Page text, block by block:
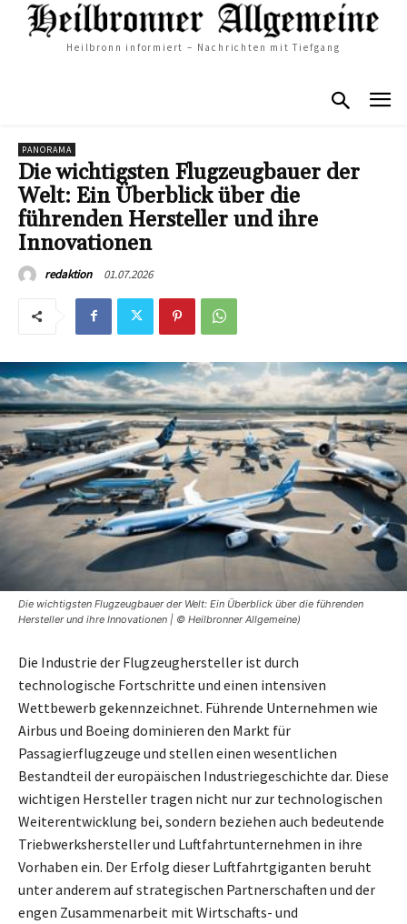
Heilbronn informiert – Nachrichten mit Tiefgang
PANORAMA
Die wichtigsten Flugzeugbauer der
Welt: Ein Überblick über die
führenden Hersteller und ihre
Innovationen
redaktion 01.07.2026
Die wichtigsten Flugzeugbauer der Welt: Ein Überblick über die führenden
Hersteller und ihre Innovationen | © Heilbronner Allgemeine)
Die Industrie der Flugzeughersteller ist durch
technologische Fortschritte und einen intensiven
Wettbewerb gekennzeichnet. Führende Unternehmen wie
Airbus und Boeing dominieren den Markt für
Passagierflugzeuge und stellen einen wesentlichen
Bestandteil der europäischen Industriegeschichte dar. Diese
wichtigen Hersteller tragen nicht nur zur technologischen
Weiterentwicklung bei, sondern beziehen auch bedeutende
Triebwerkshersteller und Luftfahrtunternehmen in ihre
Vorhaben ein. Der Erfolg dieser Luftfahrtgiganten beruht
unter anderem auf strategischen Partnerschaften und der
engen Zusammenarbeit mit Wirtschafts- und